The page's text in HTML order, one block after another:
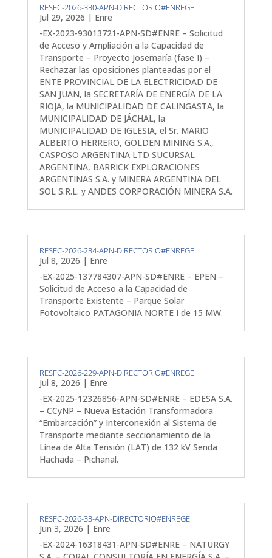
RESFC-2026-330-APN-DIRECTORIO#ENREGE
Jul 29, 2026 | Enre
-EX-2023-93013721-APN-SD#ENRE – Solicitud
de Acceso y Ampliación a la Capacidad de
Transporte – Proyecto Josemaría (fase I) –
Rechazar las oposiciones planteadas por el
ENTE PROVINCIAL DE LA ELECTRICIDAD DE
SAN JUAN, la SECRETARÍA DE ENERGÍA DE LA
RIOJA, la MUNICIPALIDAD DE CALINGASTA, la
MUNICIPALIDAD DE JÁCHAL, la
MUNICIPALIDAD DE IGLESIA, el Sr. MARIO
ALBERTO HERRERO, GOLDEN MINING S.A.,
CASPOSO ARGENTINA LTD SUCURSAL
ARGENTINA, BARRICK EXPLORACIONES
ARGENTINAS S.A. y MINERA ARGENTINA DEL
SOL S.R.L. y ANDES CORPORACIÓN MINERA S.A.
RESFC-2026-234-APN-DIRECTORIO#ENREGE
Jul 8, 2026 | Enre
-EX-2025-137784307-APN-SD#ENRE – EPEN –
Solicitud de Acceso a la Capacidad de
Transporte Existente – Parque Solar
Fotovoltaico PATAGONIA NORTE I de 15 MW.
RESFC-2026-229-APN-DIRECTORIO#ENREGE
Jul 8, 2026 | Enre
-EX-2025-12326856-APN-SD#ENRE – EDESA S.A.
– CCyNP – Nueva Estación Transformadora
“Embarcación” y Interconexión al Sistema de
Transporte mediante seccionamiento de la
Línea de Alta Tensión (LAT) de 132 kV Senda
Hachada – Pichanal.
RESFC-2026-33-APN-DIRECTORIO#ENREGE
Jun 3, 2026 | Enre
-EX-2024-16318431-APN-SD#ENRE – NATURGY